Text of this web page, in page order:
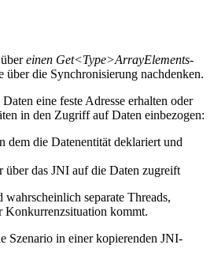
einen Get<Type>ArrayElements-
über die Synchronisierung nachdenken.
eine feste Adresse erhalten oder
in den Zugriff auf Daten einbezogen:
die Datenentität deklariert und
über das JNI auf die Daten zugreift
separate Threads,
Konkurrenzsituation kommt.
Szenario in einer kopierenden JNI-